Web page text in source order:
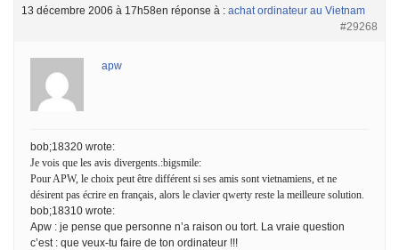
13 décembre 2006 à 17h58en réponse à : achat ordinateur au Vietnam
#29268
apw
bob;18320 wrote:
Je vois que les avis divergents.:bigsmile:
Pour APW, le choix peut être différent si ses amis sont vietnamiens, et ne
désirent pas écrire en français, alors le clavier qwerty reste la meilleure solution.
bob;18310 wrote:
Apw : je pense que personne n’a raison ou tort. La vraie question
c’est : que veux-tu faire de ton ordinateur !!!